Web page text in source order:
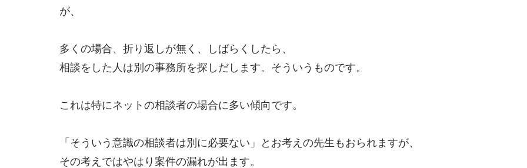
が、
多くの場合、折り返しが無く、しばらくしたら、
相談をした人は別の事務所を探しだします。そういうものです。
これは特にネットの相談者の場合に多い傾向です。
「そういう意識の相談者は別に必要ない」とお考えの先生もおられますが、
その考えではやはり案件の漏れが出ます。